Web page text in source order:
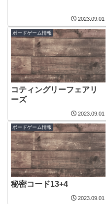
2023.09.01
ボードゲーム情報
コティングリーフェアリ
ーズ
2023.09.01
ボードゲーム情報
秘密コード13+4
2023.09.01